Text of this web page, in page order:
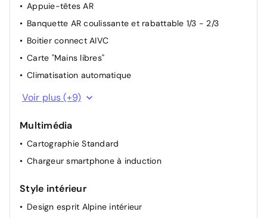
Appuie-têtes AR
Banquette AR coulissante et rabattable 1/3 - 2/3
Boitier connect AIVC
Carte "Mains libres"
Climatisation automatique
Compartiment de coffre
Lève-vitres AV électriques à impulsion
Lunette AR chauffante
Miroirs de courtoisie rétroéclairés
Rétroviseurs extérieurs dégivrants, réglables et
rabattables électriquement
Voir plus (+9)
Multimédia
Cartographie Standard
Chargeur smartphone à induction
Style intérieur
Design esprit Alpine intérieur